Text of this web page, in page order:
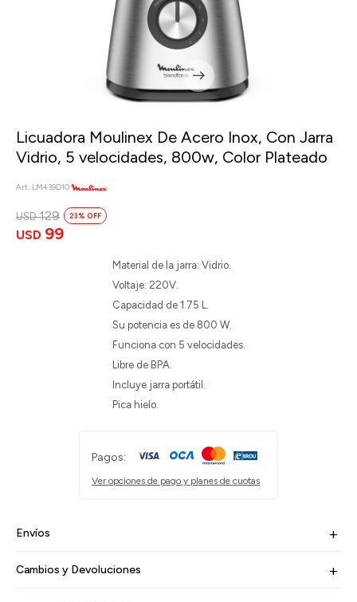
Licuadora Moulinex De Acero Inox, Con Jarra
Vidrio, 5 velocidades, 800w, Color Plateado
LM439D10
USD 99
USD 129 23
Material de la jarra: Vidrio.
Voltaje: 220V.
Capacidad de 1.75 L.
Su potencia es de 800 W.
Funciona con 5 velocidades.
Libre de BPA.
Incluye jarra portátil.
Pica hielo.
Pagos:
Ver opciones de pago y planes de cuotas
Envíos
Cambios y Devoluciones